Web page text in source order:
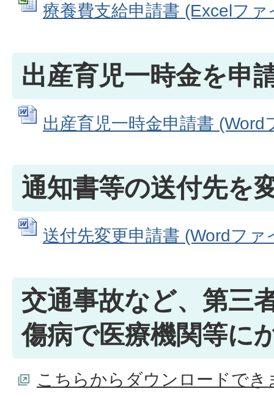
療養費支給申請書 (Excelフ
出産育児一時金を申
出産育児一時金申請書
通知書等の送付先を
送付先変更申請書 (Wordファ
交通事故など、第三
傷病で医療機関等に
こちらからダウンロードでき